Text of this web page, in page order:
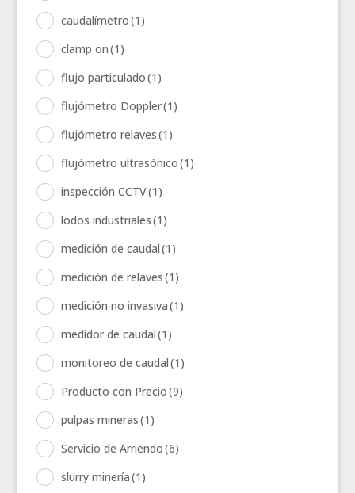
caudalímetro(1)
clamp on(1)
flujo particulado(1)
flujómetro Doppler(1)
flujómetro relaves(1)
flujómetro ultrasónico(1)
inspección CCTV(1)
lodos industriales(1)
medición de caudal(1)
medición de relaves(1)
medición no invasiva(1)
medidor de caudal(1)
monitoreo de caudal(1)
Producto con Precio(9)
pulpas mineras(1)
Servicio de Arriendo(6)
slurry minería(1)